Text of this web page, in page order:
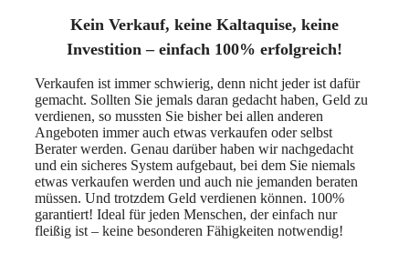
Kein Verkauf, keine Kaltaquise, keine
Investition – einfach 100% erfolgreich!
Verkaufen ist immer schwierig, denn nicht jeder ist dafür
gemacht. Sollten Sie jemals daran gedacht haben, Geld zu
verdienen, so mussten Sie bisher bei allen anderen
Angeboten immer auch etwas verkaufen oder selbst
Berater werden. Genau darüber haben wir nachgedacht
und ein sicheres System aufgebaut, bei dem Sie niemals
etwas verkaufen werden und auch nie jemanden beraten
müssen. Und trotzdem Geld verdienen können. 100%
garantiert! Ideal für jeden Menschen, der einfach nur
fleißig ist – keine besonderen Fähigkeiten notwendig!